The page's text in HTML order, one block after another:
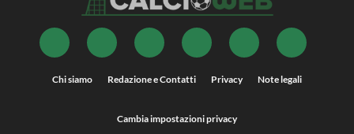
Chi siamo Redazione e Contatti Privacy Note legali
Cambia impostazioni privacy